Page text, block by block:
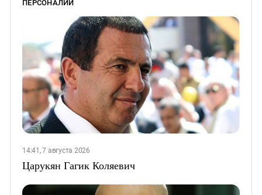
ПЕРСОНАЛИИ
14:41, 7 августа 2026
Царукян Гагик Коляевич